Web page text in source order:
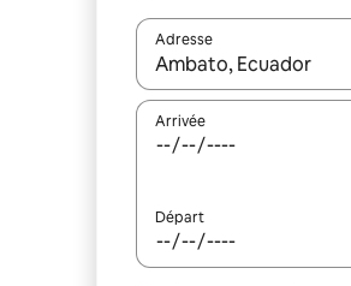
Adresse
Lorsque les résultats
Arrivée
Départ